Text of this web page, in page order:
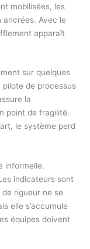
mobilisées, les
Avec le
apparaît
sur quelques
pilote de processus
la
point de fragilité.
le système perd
informelle.
indicateurs sont
rigueur ne se
elle s’accumule
équipes doivent